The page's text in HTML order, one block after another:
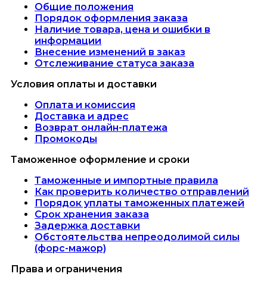
Общие положения
Порядок оформления заказа
Наличие товара, цена и ошибки в
информации
Внесение изменений в заказ
Отслеживание статуса заказа
Условия оплаты и доставки
Оплата и комиссия
Доставка и адрес
Возврат онлайн-платежа
Промокоды
Таможенное оформление и сроки
Таможенные и импортные правила
Как проверить количество отправлений
Порядок уплаты таможенных платежей
Срок хранения заказа
Задержка доставки
Обстоятельства непреодолимой силы
(форс-мажор)
Права и ограничения